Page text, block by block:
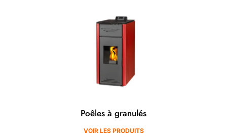
Poêles à granulés
VOIR LES PRODUITS